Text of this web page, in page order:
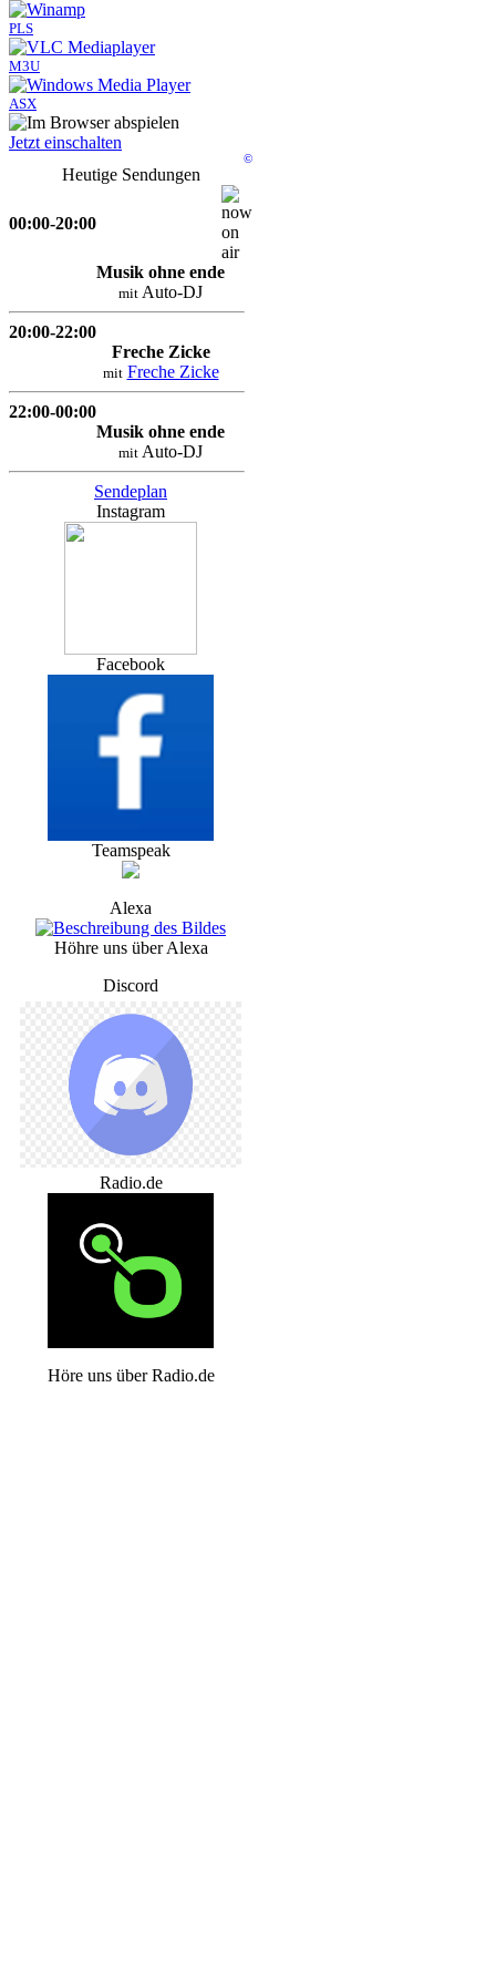
PLS
M3U
ASX
Jetzt einschalten
©
Heutige Sendungen
00:00-20:00
Musik ohne ende
mit Auto-DJ
20:00-22:00
Freche Zicke
mit Freche Zicke
22:00-00:00
Musik ohne ende
mit Auto-DJ
Sendeplan
Instagram
Facebook
Teamspeak
Alexa
Höhre uns über Alexa
Discord
Radio.de
Höre uns über Radio.de